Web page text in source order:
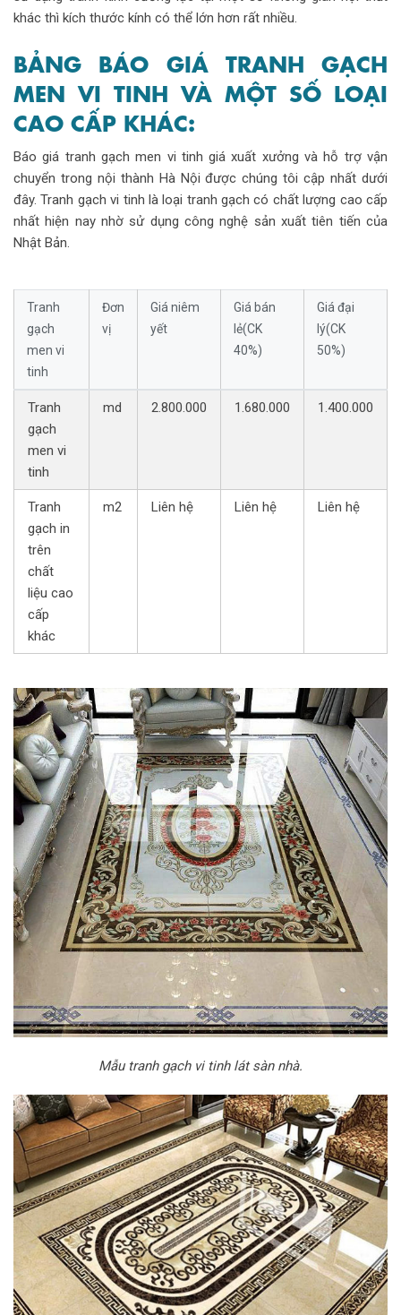
khác thì kích thước kính có thể lớn hơn rất nhiều.
BẢNG BÁO GIÁ TRANH GẠCH
MEN VI TINH VÀ MỘT SỐ LOẠI
CAO CẤP KHÁC:
Báo giá tranh gạch men vi tinh giá xuất xưởng và hỗ trợ vận
chuyển trong nội thành Hà Nội được chúng tôi cập nhất dưới
đây. Tranh gạch vi tinh là loại tranh gạch có chất lượng cao cấp
nhất hiện nay nhờ sử dụng công nghệ sản xuất tiên tiến của
Nhật Bản.
Tranh
gạch
men vi
tinh
Đơn
vị
Giá niêm
yết
Giá bán
lẻ(CK
40%)
Giá đại
lý(CK
50%)
Tranh
gạch
men vi
tinh
md 2.800.000 1.680.000 1.400.000
Tranh
gạch in
trên
chất
liệu cao
cấp
khác
m2 Liên hệ Liên hệ Liên hệ
Mẫu tranh gạch vi tinh lát sàn nhà.